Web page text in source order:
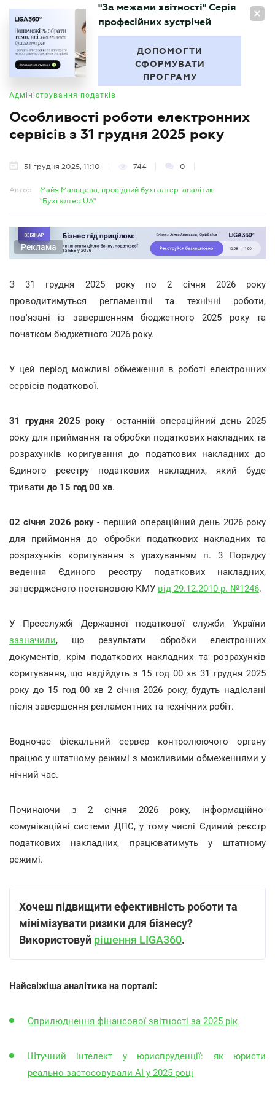
UA
БУХГАЛТЕР
"За межами звітності" Серія
професійних зустрічей
ДОПОМОГТИ
СФОРМУВАТИ
ПРОГРАМУ
Адміністрування податків
Особливості роботи електронних
сервісів з 31 грудня 2025 року
31 грудня 2025, 11:10 744 0
Автор:
Майя Мальцева, провідний бухгалтер-аналітик
"Бухгалтер.UA"
Реклама
З 31 грудня 2025 року по 2 січня 2026 року
проводитимуться регламентні та технічні роботи,
пов'язані із завершенням бюджетного 2025 року та
початком бюджетного 2026 року.
У цей період можливі обмеження в роботі електронних
сервісів податкової.
31 грудня 2025 року- останній операційний день 2025
року для приймання та обробки податкових накладних та
розрахунків коригування до податкових накладних до
Єдиного реєстру податкових накладних, який буде
тривати до 15 год 00 хв.
02 січня 2026 року - перший операційний день 2026 року
для приймання до обробки податкових накладних та
розрахунків коригування з урахуванням п. 3 Порядку
ведення Єдиного реєстру податкових накладних,
затвердженого постановою КМУ від 29.12.2010 р. №1246.
У Пресслужбі Державної податкової служби України
зазначили, що результати обробки електронних
документів, крім податкових накладних та розрахунків
коригування, що надійдуть з 15 год 00 хв 31 грудня 2025
року до 15 год 00 хв 2 січня 2026 року, будуть надіслані
після завершення регламентних та технічних робіт.
Водночас фіскальний сервер контролюючого органу
працює у штатному режимі з можливими обмеженнями у
нічний час.
Починаючи з 2 січня 2026 року, інформаційно-
комунікаційні системи ДПС, у тому числі Єдиний реєстр
податкових накладних, працюватимуть у штатному
режимі.
Хочеш підвищити ефективність роботи та
мінімізувати ризики для бізнесу?
Використовуй рішення LIGA360.
Найсвіжіша аналітика на порталі:
Оприлюднення фінансової звітності за 2025 рік
Штучний інтелект у юриспруденції: як юристи
реально застосовували AI у 2025 році